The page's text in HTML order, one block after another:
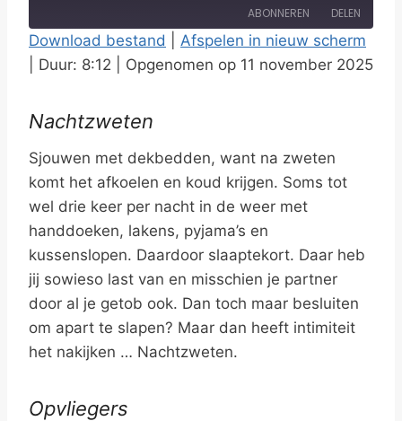
a
y
s
o
d
e
ABONNEREN DELEN
DELEN
Download bestand
Afspelen in nieuw scherm
Duur: 8:12 Opgenomen op 11 november 2025
Nachtzweten
Sjouwen met dekbedden, want na zweten
komt het afkoelen en koud krijgen. Soms tot
wel drie keer per nacht in de weer met
handdoeken, lakens, pyjama’s en
kussenslopen. Daardoor slaaptekort. Daar heb
jij sowieso last van en misschien je partner
door al je getob ook. Dan toch maar besluiten
om apart te slapen? Maar dan heeft intimiteit
het nakijken … Nachtzweten.
Opvliegers